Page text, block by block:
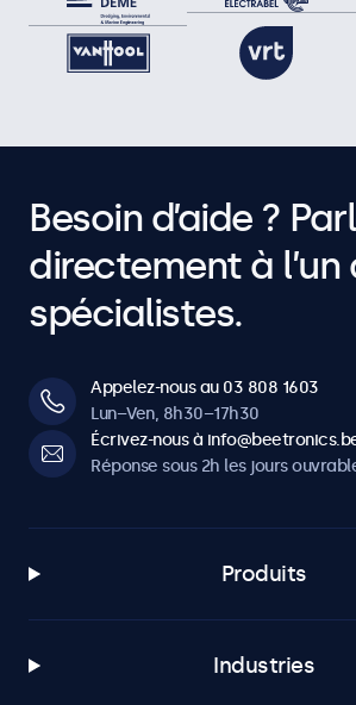
Besoin d’aide ?
directement à l’un
spécialistes.
Appelez-nous au 03 808 1603
Lun–Ven, 8h30–17h30
Écrivez-nous à
Réponse sous 2h les jours
Produits
Industries